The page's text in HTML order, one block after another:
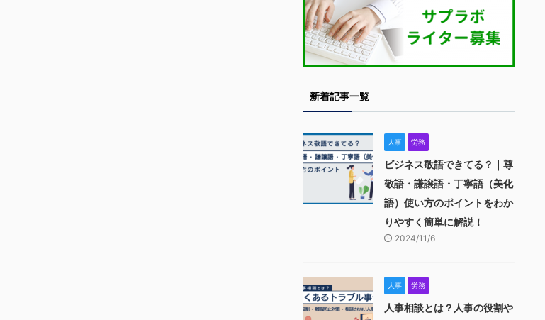
新着記事一覧
人事 労務
ビジネス敬語できてる？｜尊
敬語・謙譲語・丁寧語（美化
語）使い方のポイントをわか
りやすく簡単に解説！
2024/11/6
人事 労務
人事相談とは？人事の役割や